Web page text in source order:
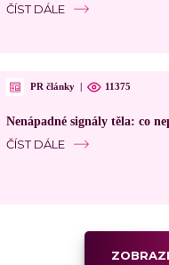
ČÍST DÁLE
PR články | 11375
Nenápadné signály těla: co
ČÍST DÁLE